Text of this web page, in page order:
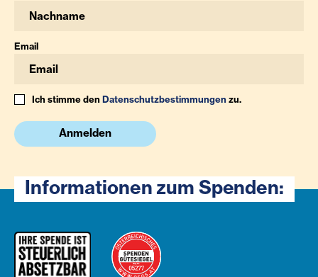
Email
Ich stimme denDatenschutzbestimmungenzu.
Anmelden
Informationen zum Spenden: